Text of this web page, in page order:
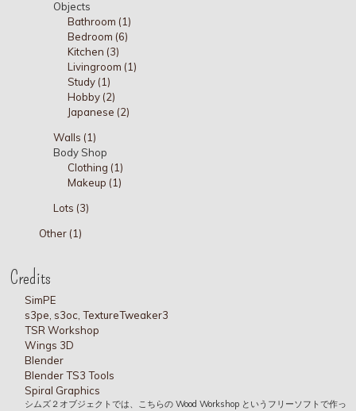
Objects
Bathroom (1)
Bedroom (6)
Kitchen (3)
Livingroom (1)
Study (1)
Hobby (2)
Japanese (2)
Walls (1)
Body Shop
Clothing (1)
Makeup (1)
Lots (3)
Other (1)
Credits
SimPE
s3pe, s3oc, TextureTweaker3
TSR Workshop
Wings 3D
Blender
Blender TS3 Tools
Spiral Graphics
シムズ２オブジェクトでは、こちらの Wood Workshop というフリーソフトで作っ